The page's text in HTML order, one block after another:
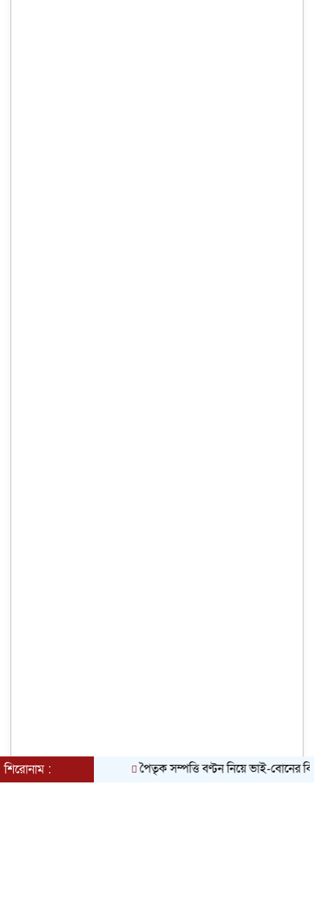
শিরোনাম : পৈতৃক সম্পত্তি বণ্টন নিয়ে ভাই-বোনের বিরোধ,